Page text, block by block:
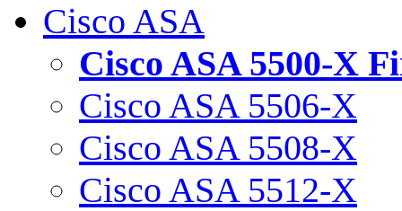
Cisco ASA
Cisco ASA 5500-X
Cisco ASA 5506-X
Cisco ASA 5508-X
Cisco ASA 5512-X